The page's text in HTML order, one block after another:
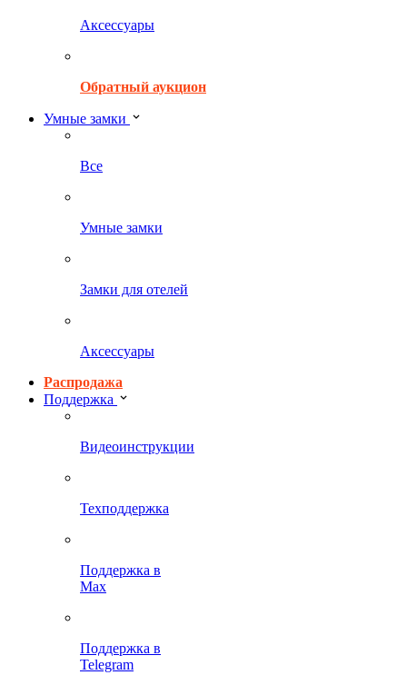
Аксессуары
Обратный аукцион
Умные замки
Все
Умные замки
Замки для отелей
Аксессуары
Распродажа
Поддержка
Видеоинструкции
Техподдержка
Поддержка в
Max
Поддержка в
Telegram